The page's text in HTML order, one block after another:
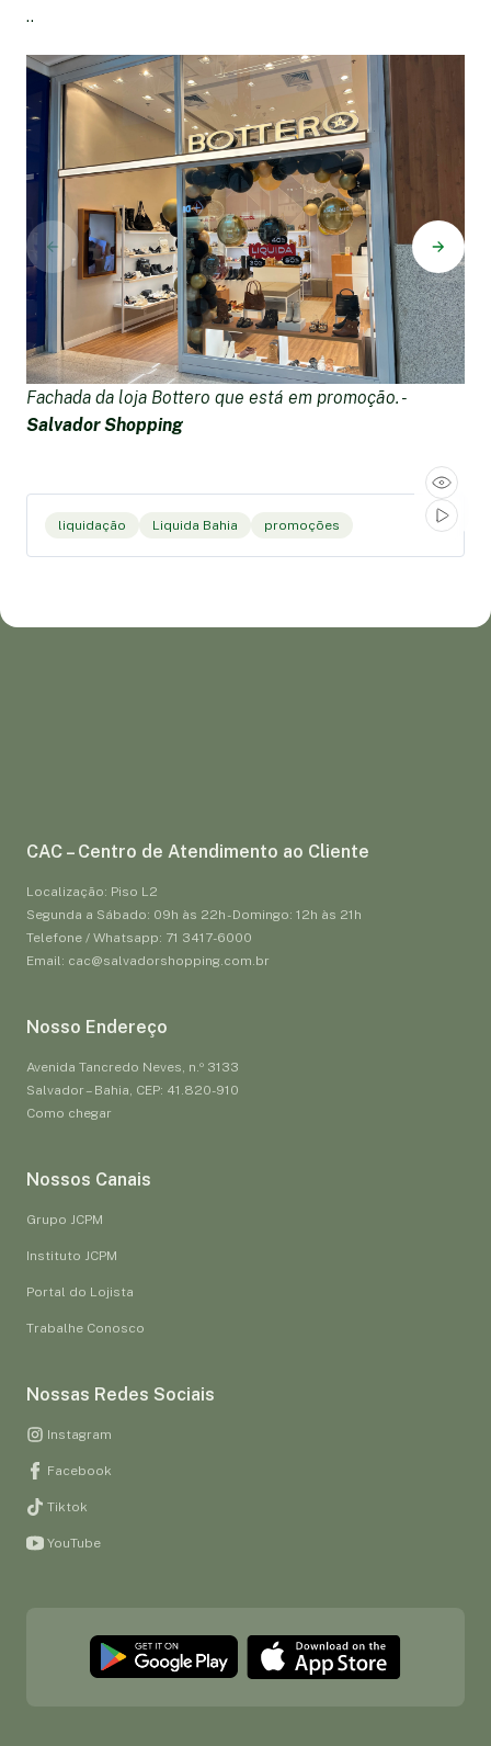
..
Fachada da loja Bottero que está em promoção. -
Salvador Shopping
liquidação Liquida Bahia promoções
CAC – Centro de Atendimento ao Cliente
Localização: Piso L2
Segunda a Sábado: 09h às 22h - Domingo: 12h às 21h
Telefone / Whatsapp: 71 3417-6000
Email: cac@salvadorshopping.com.br
Nosso Endereço
Avenida Tancredo Neves, n.º 3133
Salvador – Bahia, CEP: 41.820-910
Como chegar
Nossos Canais
Grupo JCPM
Instituto JCPM
Portal do Lojista
Trabalhe Conosco
Nossas Redes Sociais
Instagram
Facebook
Tiktok
YouTube